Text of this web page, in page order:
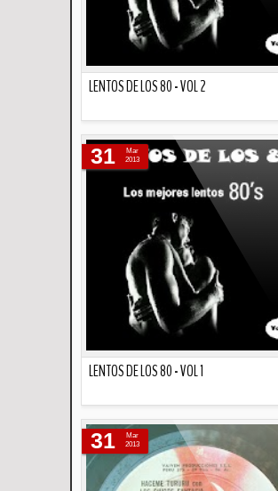
LENTOS DE LOS 80 - VOL 2
LENTOS DE LOS 80 - VOL 1
31
Mar
2013
31
Mar
2013